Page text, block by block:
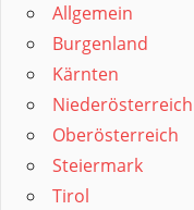
Allgemein
Burgenland
Kärnten
Niederösterreich
Oberösterreich
Steiermark
Tirol